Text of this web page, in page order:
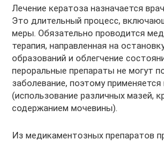
Лечение кератоза назначается
Это длительный процесс,
меры. Обязательно проводится
терапия, направленная на
образований и облегчение
пероральные препараты не могут
заболевание, поэтому
(использование различных мазей,
содержанием мочевины).
Из медикаментозных препаратов